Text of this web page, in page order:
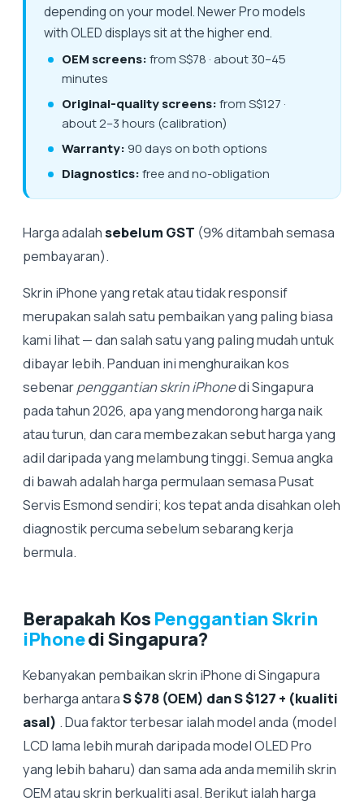
depending on your model. Newer Pro models
with OLED displays sit at the higher end.
OEM screens:from S$78 · about 30–45
minutes
Original-quality screens:from S$127 ·
about 2–3 hours (calibration)
Warranty: 90 days on both options
Diagnostics:free and no-obligation
Harga adalahsebelum GST (9% ditambah semasa
pembayaran).
Skrin iPhone yang retak atau tidak responsif
merupakan salah satu pembaikan yang paling biasa
kami lihat — dan salah satu yang paling mudah untuk
dibayar lebih. Panduan ini menghuraikan kos
sebenarpenggantian skrin iPhonedi Singapura
pada tahun 2026, apa yang mendorong harga naik
atau turun, dan cara membezakan sebut harga yang
adil daripada yang melambung tinggi. Semua angka
di bawah adalah harga permulaan semasa Pusat
Servis Esmond sendiri; kos tepat anda disahkan oleh
diagnostik percuma sebelum sebarang kerja
bermula.
Berapakah Kos Penggantian Skrin
iPhonedi Singapura?
Kebanyakan pembaikan skrin iPhone di Singapura
berharga antaraS $78 (OEM) dan S $127 + (kualiti
asal) . Dua faktor terbesar ialah model anda (model
LCD lama lebih murah daripada model OLED Pro
yang lebih baharu) dan sama ada anda memilih skrin
OEM atau skrin berkualiti asal. Berikut ialah harga